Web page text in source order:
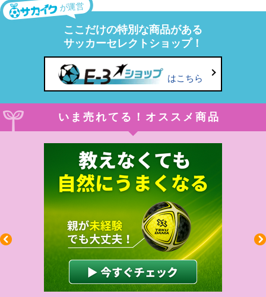
が運営
ここだけの特別な商品がある
サッカーセレクトショップ！
はこちら
いま売れてる！オススメ商品